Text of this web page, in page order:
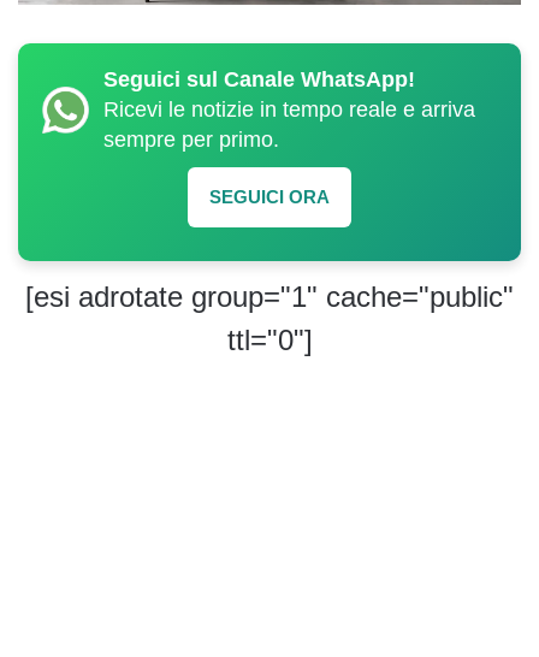
Seguici sul Canale WhatsApp!
Ricevi le notizie in tempo reale e arriva
sempre per primo.
SEGUICI ORA
[esi adrotate group="1" cache="public"
ttl="0"]